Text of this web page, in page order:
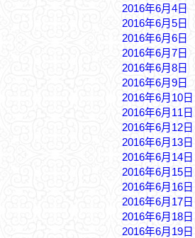
2016年6月4日
2016年6月5日
2016年6月6日
2016年6月7日
2016年6月8日
2016年6月9日
2016年6月10日
2016年6月11日
2016年6月12日
2016年6月13日
2016年6月14日
2016年6月15日
2016年6月16日
2016年6月17日
2016年6月18日
2016年6月19日